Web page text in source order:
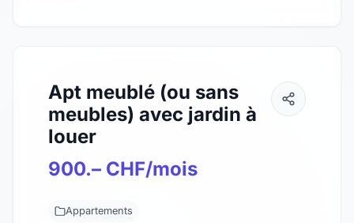
Apt meublé (ou sans
meubles) avec jardin à
louer
900.– CHF/mois
Appartements